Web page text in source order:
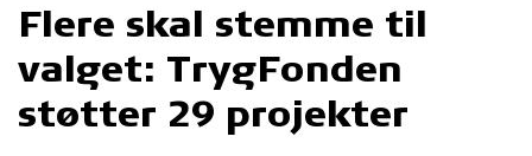
Flere skal stemme til
valget: TrygFonden
støtter 29 projekter